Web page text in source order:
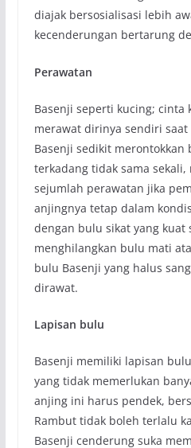
diajak bersosialisasi lebih
kecenderungan bertarung
Perawatan
Basenji seperti kucing; cinta
merawat dirinya sendiri saat
Basenji sedikit merontokkan
terkadang tidak sama
sejumlah perawatan jika
anjingnya tetap dalam
dengan bulu sikat yang kuat
menghilangkan bulu mati
bulu Basenji yang halus
dirawat.
Lapisan bulu
Basenji memiliki lapisan
yang tidak memerlukan
anjing ini harus pendek,
Rambut tidak boleh terlalu
Basenji cenderung suka